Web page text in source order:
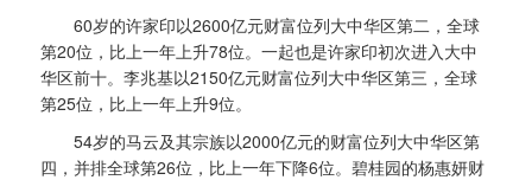
60岁的许家印以2600亿元财富位列大中华区第二，全球
第20位，比上一年上升78位。一起也是许家印初次进入大中
华区前十。李兆基以2150亿元财富位列大中华区第三，全球
第25位，比上一年上升9位。
54岁的马云及其宗族以2000亿元的财富位列大中华区第
四，并排全球第26位，比上一年下降6位。碧桂园的杨惠妍财